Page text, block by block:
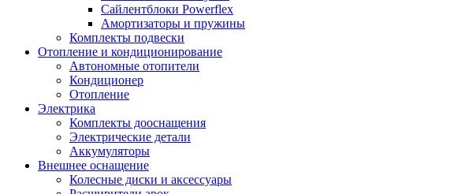
Сайлентблоки Powerflex
Амортизаторы и пружины
Комплекты подвески
Отопление и кондиционирование
Автономные отопители
Кондиционер
Отопление
Электрика
Комплекты дооснащения
Электрические детали
Аккумуляторы
Внешнее оснащение
Колесные диски и аксессуары